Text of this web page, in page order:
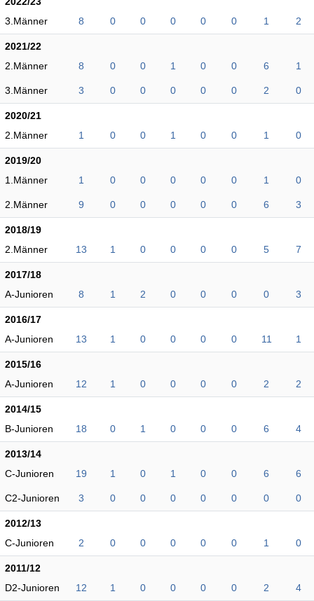
3.Männer
8 0 0 0 0 0 1 2
2021/22
2.Männer
8 0 0 1 0 0 6 1
3.Männer 3 0 0 0 0 0 2 0
2020/21
2.Männer
1 0 0 1 0 0 1 0
2019/20
1.Männer
1 0 0 0 0 0 1 0
2.Männer 9 0 0 0 0 0 6 3
2018/19
2.Männer
13 1 0 0 0 0 5 7
2017/18
A-Junioren
8 1 2 0 0 0 0 3
2016/17
A-Junioren
13 1 0 0 0 0 11 1
2015/16
A-Junioren
12 1 0 0 0 0 2 2
2014/15
B-Junioren
18 0 1 0 0 0 6 4
2013/14
C-Junioren
19 1 0 1 0 0 6 6
C2-Junioren 3 0 0 0 0 0 0 0
2012/13
C-Junioren
2 0 0 0 0 0 1 0
2011/12
D2-Junioren
12 1 0 0 0 0 2 4